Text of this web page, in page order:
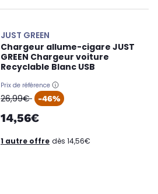
JUST GREEN
Chargeur allume-cigare JUST
GREEN Chargeur voiture
Recyclable Blanc USB
Prix de référence
oldPrice
26,99€ -46%
14,56€
1 autre offre dès 14,56€